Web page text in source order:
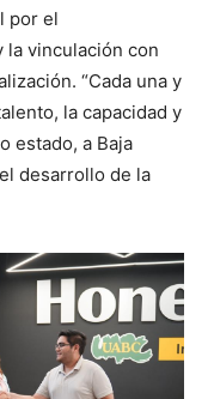
por el
vinculación con
“Cada una y
la capacidad y
estado, a Baja
desarrollo de la